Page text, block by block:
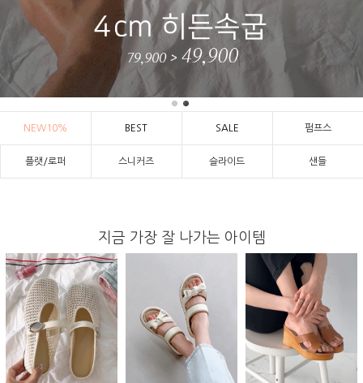
NEW10% BEST SALE 펌프스
플랫/로퍼 스니커즈 슬라이드 샌들
지금 가장 잘 나가는 아이템